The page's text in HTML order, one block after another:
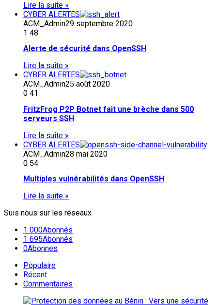
Lire la suite »
CYBER ALERTES
ACM_Admin29 septembre 2020
1 48
Alerte de sécurité dans OpenSSH
Lire la suite »
CYBER ALERTES
ACM_Admin25 août 2020
0 41
FritzFrog P2P Botnet fait une brèche dans 500
serveurs SSH
Lire la suite »
CYBER ALERTES
ACM_Admin28 mai 2020
0 54
Multiples vulnérabilités dans OpenSSH
Lire la suite »
Suis nous sur les réseaux
1 000Abonnés
1 695Abonnés
0Abonnes
Populaire
Récent
Commentaires